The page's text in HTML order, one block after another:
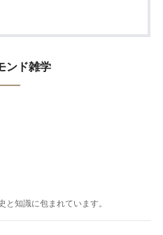
ンド雑学
と知識に包まれています。